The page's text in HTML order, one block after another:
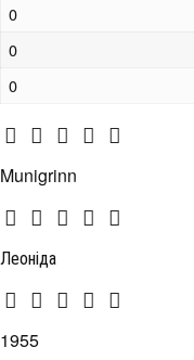
0
0
0
Munigrinn
Леоніда
1955